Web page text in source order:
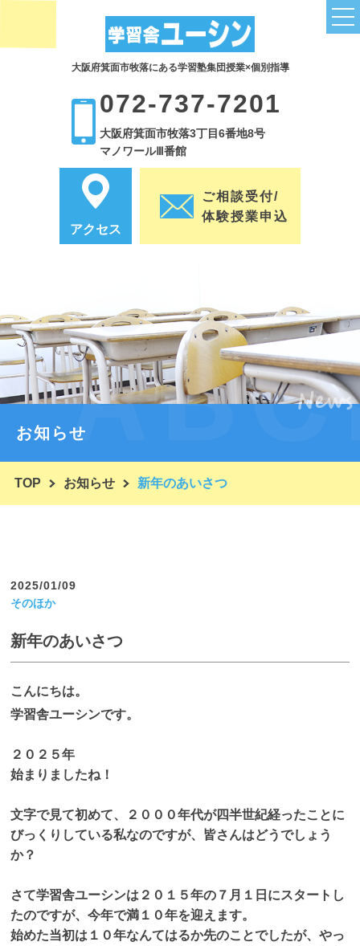
大阪府箕面市牧落にある学習塾集団授業×個別指導
072-737-7201
大阪府箕面市牧落3丁目6番地8号
マノワールⅢ番館
アクセス
ご相談受付/
体験授業申込
小学部コース
中学部コース
小学英語は塾で補強
子どもの英語力を伸ばすために
全科目の成績UPにつながる読解力
高校受験のために塾は必要なの？
コースと入会案内
ほかの塾と一味違う！ユーシンとは？
生徒と保護者さまのお声
ブログ
よくあるご質問
お知らせ
News
TOP お知らせ 新年のあいさつ
2025/01/09
そのほか
新年のあいさつ
こんにちは。
学習舎ユーシンです。
２０２５年
始まりましたね！
文字で見て初めて、２０００年代が四半世紀経ったことに
びっくりしている私なのですが、皆さんはどうでしょう
か？
さて学習舎ユーシンは２０１５年の７月１日にスタートし
たのですが、今年で満１０年を迎えます。
始めた当初は１０年なんてはるか先のことでしたが、やっ